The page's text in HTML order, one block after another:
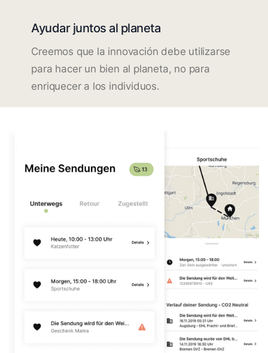
Ayudar juntos al planeta
Creemos que la innovación debe utilizarse
para hacer un bien al planeta, no para
enriquecer a los individuos.